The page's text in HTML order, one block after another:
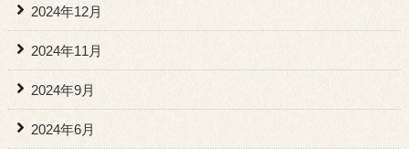
2024年12月
2024年11月
2024年9月
2024年6月